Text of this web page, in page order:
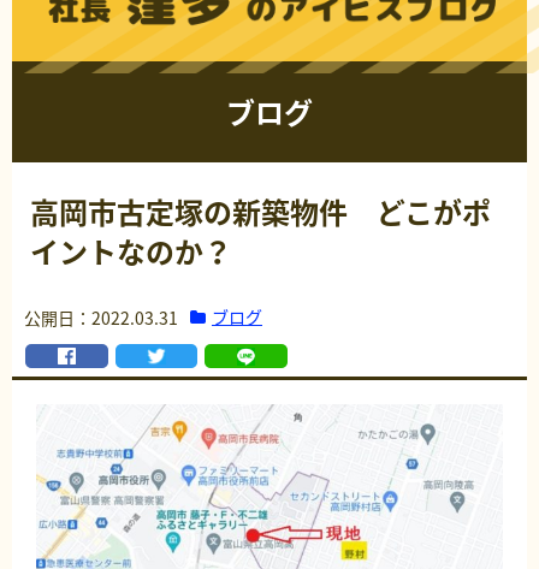
ブログ
高岡市古定塚の新築物件 どこがポ
イントなのか？
公開日：2022.03.31 ブログ